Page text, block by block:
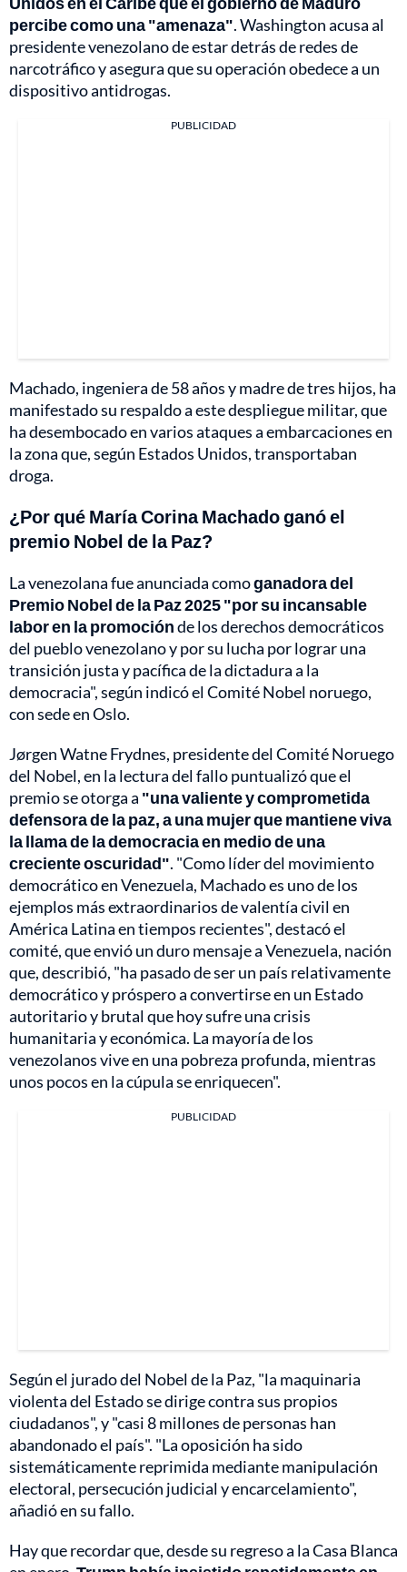
percibe como una "amenaza". Washington acusa al
presidente venezolano de estar detrás de redes de
narcotráfico y asegura que su operación obedece a un
dispositivo antidrogas.
PUBLICIDAD
Machado, ingeniera de 58 años y madre de tres hijos, ha
manifestado su respaldo a este despliegue militar, que
ha desembocado en varios ataques a embarcaciones en
la zona que, según Estados Unidos, transportaban
droga.
¿Por qué María Corina Machado ganó el
premio Nobel de la Paz?
La venezolana fue anunciada comoganadora del
Premio Nobel de la Paz 2025 "por su incansable
labor en la promociónde los derechos democráticos
del pueblo venezolano y por su lucha por lograr una
transición justa y pacífica de la dictadura a la
democracia", según indicó el Comité Nobel noruego,
con sede en Oslo.
Jørgen Watne Frydnes, presidente del Comité Noruego
del Nobel, en la lectura del fallo puntualizó que el
premio se otorga a "una valiente y comprometida
defensora de la paz, a una mujer que mantiene viva
la llama de la democracia en medio de una
creciente oscuridad". "Como líder del movimiento
democrático en Venezuela, Machado es uno de los
ejemplos más extraordinarios de valentía civil en
América Latina en tiempos recientes", destacó el
comité, que envió un duro mensaje a Venezuela, nación
que, describió, "ha pasado de ser un país relativamente
democrático y próspero a convertirse en un Estado
autoritario y brutal que hoy sufre una crisis
humanitaria y económica. La mayoría de los
venezolanos vive en una pobreza profunda, mientras
unos pocos en la cúpula se enriquecen".
PUBLICIDAD
Según el jurado del Nobel de la Paz, "la maquinaria
violenta del Estado se dirige contra sus propios
ciudadanos", y "casi 8 millones de personas han
abandonado el país". "La oposición ha sido
sistemáticamente reprimida mediante manipulación
electoral, persecución judicial y encarcelamiento",
añadió en su fallo.
Hay que recordar que, desde su regreso a la Casa Blanca